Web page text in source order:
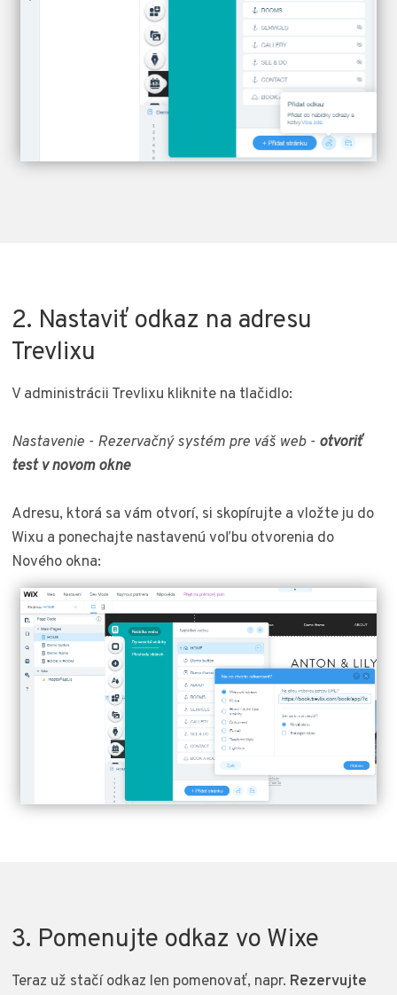
2. Nastaviť odkaz na adresu
Trevlixu
V administrácii Trevlixu kliknite na tlačidlo:
Nastavenie - Rezervačný systém pre váš web - otvoriť
test v novom okne
Adresu, ktorá sa vám otvorí, si skopírujte a vložte ju do
Wixu a ponechajte nastavenú voľbu otvorenia do
Nového okna:
3. Pomenujte odkaz vo Wixe
Teraz už stačí odkaz len pomenovať, napr. Rezervujte